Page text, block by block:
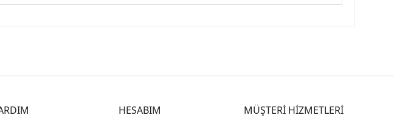
HESABIM MÜŞTERİ HİZMETLERİ